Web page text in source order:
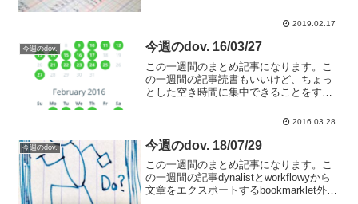
いかも【日刊dov.】オーディオブック代
2019.02.17
今週のdov. 今週のdov. 16/03/27
この一週間のまとめ記事になります。こ
の一週間の記事読書もいいけど、ちょっ
とした空き時間に集中できることをする
を持つのっていいですよね。これをきっ
憩時間に絵を書くようにな...
2016.03.28
今週のdov. 今週のdov. 18/07/29
この一週間のまとめ記事になります。こ
の一週間の記事dynalistとworkflowyから
文章をエクスポートするbookmarklet外で